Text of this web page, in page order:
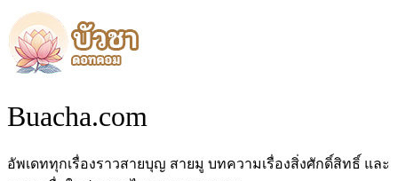
Buacha.com
อัพเดททุกเรื่องราวสายบุญ สายมู บทความเรื่องสิ่งศักดิ์สิทธิ์ และ